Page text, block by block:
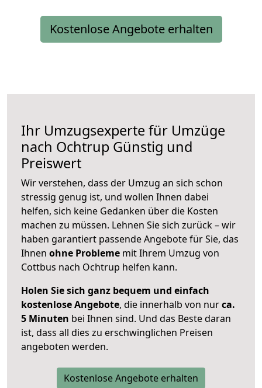
Kostenlose Angebote erhalten
Ihr Umzugsexperte für Umzüge
nach Ochtrup Günstig und
Preiswert
Wir verstehen, dass der Umzug an sich schon
stressig genug ist, und wollen Ihnen dabei
helfen, sich keine Gedanken über die Kosten
machen zu müssen. Lehnen Sie sich zurück – wir
haben garantiert passende Angebote für Sie, das
Ihnen ohne Probleme mit Ihrem Umzug von
Cottbus nach Ochtrup helfen kann.
Holen Sie sich ganz bequem und einfach
kostenlose Angebote, die innerhalb von nurca.
5 Minuten bei Ihnen sind. Und das Beste daran
ist, dass all dies zu erschwinglichen Preisen
angeboten werden.
Kostenlose Angebote erhalten